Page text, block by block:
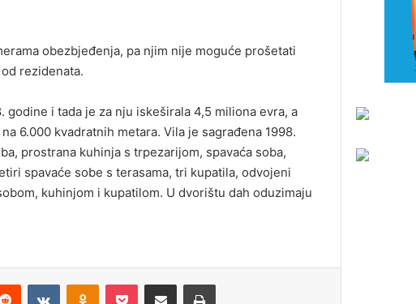
obezbjeđenja, pa njim nije moguće prošetati
rezidenata.
i tada je za nju iskeširala 4,5 miliona evra, a
6.000 kvadratnih metara. Vila je sagrađena 1998.
prostrana kuhinja s trpezarijom, spavaća soba,
spavaće sobe s terasama, tri kupatila, odvojeni
kuhinjom i kupatilom. U dvorištu dah oduzimaju